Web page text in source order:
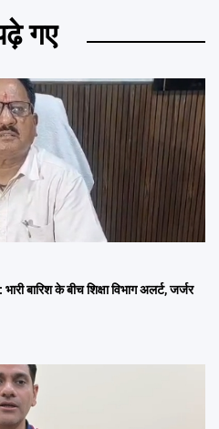
गए
के बीच शिक्षा विभाग अलर्ट, जर्जर